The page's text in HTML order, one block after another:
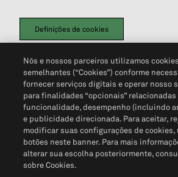
Definições de cookies
Política de PrivacidadePortal de privacidade do
Não Venda Minhas Informações Pessoais©
Nós e nossos parceiros utilizamos
semelhantes (“Cookies”) conforme
fornecer serviços digitais e operar nosso
para finalidades “opcionais” relacionadas
funcionalidade, desempenho (incluindo
e publicidade direcionada. Para aceitar,
modificar suas configurações de cookies,
botões neste banner. Para mais
alterar sua escolha posteriormente,
sobre Cookies.